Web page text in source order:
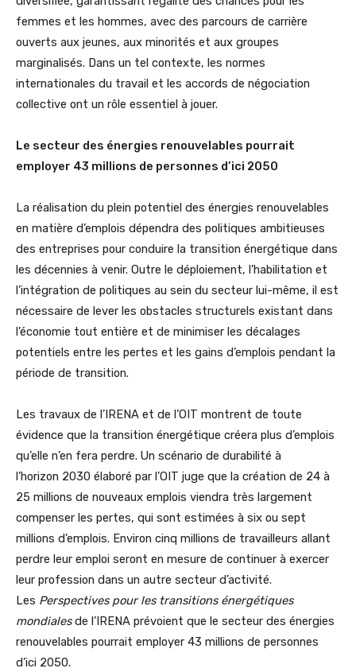
femmes et les hommes, avec des parcours de carrière
ouverts aux jeunes, aux minorités et aux groupes
marginalisés. Dans un tel contexte, les normes
internationales du travail et les accords de négociation
collective ont un rôle essentiel à jouer.
Le secteur des énergies renouvelables pourrait
employer 43 millions de personnes d’ici 2050
La réalisation du plein potentiel des énergies renouvelables
en matière d’emplois dépendra des politiques ambitieuses
des entreprises pour conduire la transition énergétique dans
les décennies à venir. Outre le déploiement, l’habilitation et
l’intégration de politiques au sein du secteur lui-même, il est
nécessaire de lever les obstacles structurels existant dans
l’économie tout entière et de minimiser les décalages
potentiels entre les pertes et les gains d’emplois pendant la
période de transition.
Les travaux de l’IRENA et de l’OIT montrent de toute
évidence que la transition énergétique créera plus d’emplois
qu’elle n’en fera perdre. Un scénario de durabilité à
l’horizon 2030 élaboré par l’OIT juge que la création de 24 à
25 millions de nouveaux emplois viendra très largement
compenser les pertes, qui sont estimées à six ou sept
millions d’emplois. Environ cinq millions de travailleurs allant
perdre leur emploi seront en mesure de continuer à exercer
leur profession dans un autre secteur d’activité.
Les Perspectives pour les transitions énergétiques
mondialesde l’IRENA prévoient que le secteur des énergies
renouvelables pourrait employer 43 millions de personnes
d’ici 2050.